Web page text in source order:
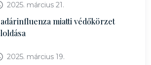
2025. március 21.
miatti védőkörzet
2025. március 19.